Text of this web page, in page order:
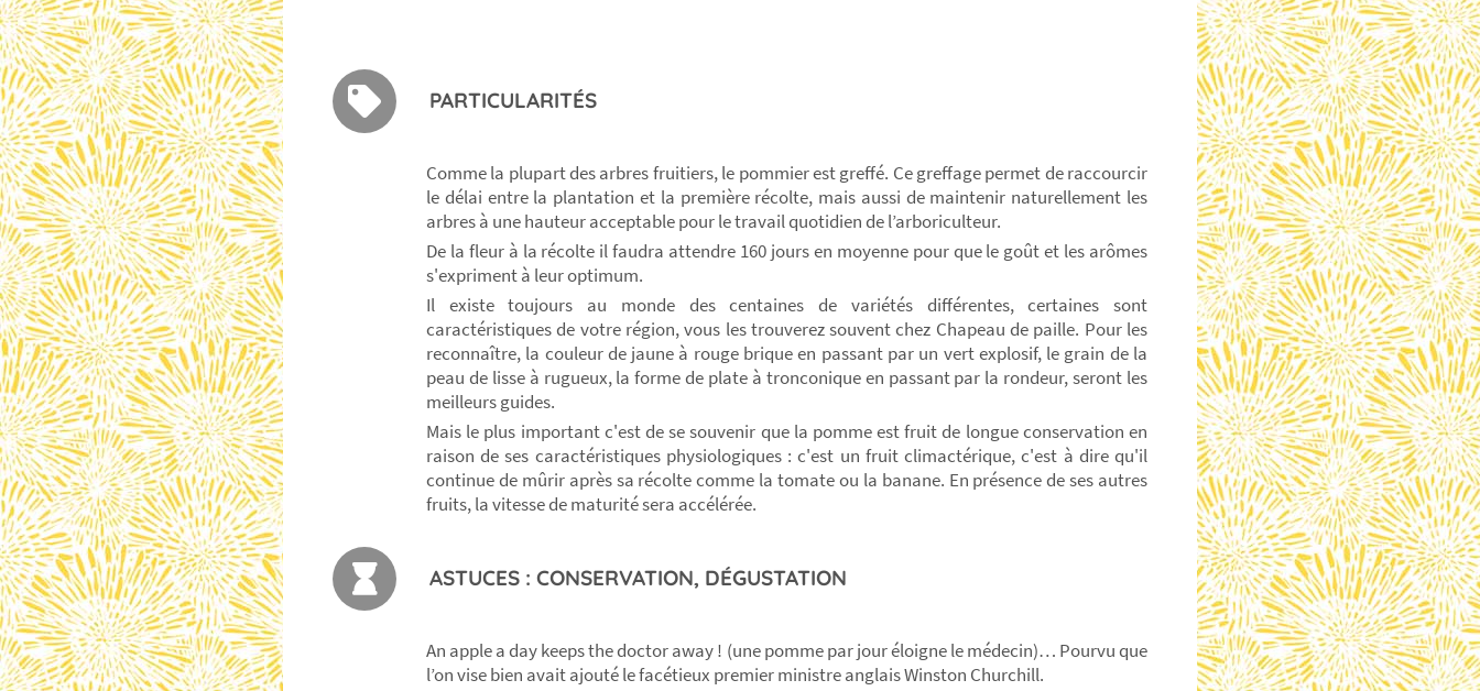
PARTICULARITÉS
Comme la plupart des arbres fruitiers, le pommier est greffé. Ce greffage permet de raccourcir
le délai entre la plantation et la première récolte, mais aussi de maintenir naturellement les
arbres à une hauteur acceptable pour le travail quotidien de l’arboriculteur.
De la fleur à la récolte il faudra attendre 160 jours en moyenne pour que le goût et les arômes
s'expriment à leur optimum.
Il existe toujours au monde des centaines de variétés différentes, certaines sont
caractéristiques de votre région, vous les trouverez souvent chez Chapeau de paille. Pour les
reconnaître, la couleur de jaune à rouge brique en passant par un vert explosif, le grain de la
peau de lisse à rugueux, la forme de plate à tronconique en passant par la rondeur, seront les
meilleurs guides.
Mais le plus important c'est de se souvenir que la pomme est fruit de longue conservation en
raison de ses caractéristiques physiologiques : c'est un fruit climactérique, c'est à dire qu'il
continue de mûrir après sa récolte comme la tomate ou la banane. En présence de ses autres
fruits, la vitesse de maturité sera accélérée.
ASTUCES : CONSERVATION, DÉGUSTATION
An apple a day keeps the doctor away ! (une pomme par jour éloigne le médecin)… Pourvu que
l’on vise bien avait ajouté lefacétieux premier ministre anglais Winston Churchill.